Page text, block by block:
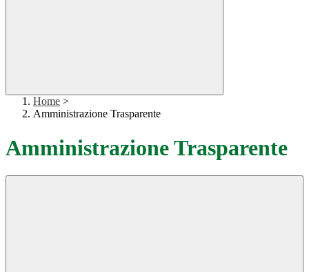
Home >
Amministrazione Trasparente
Amministrazione Trasparente